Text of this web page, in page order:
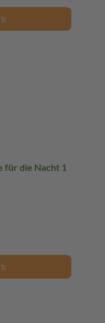
für die Nacht 1